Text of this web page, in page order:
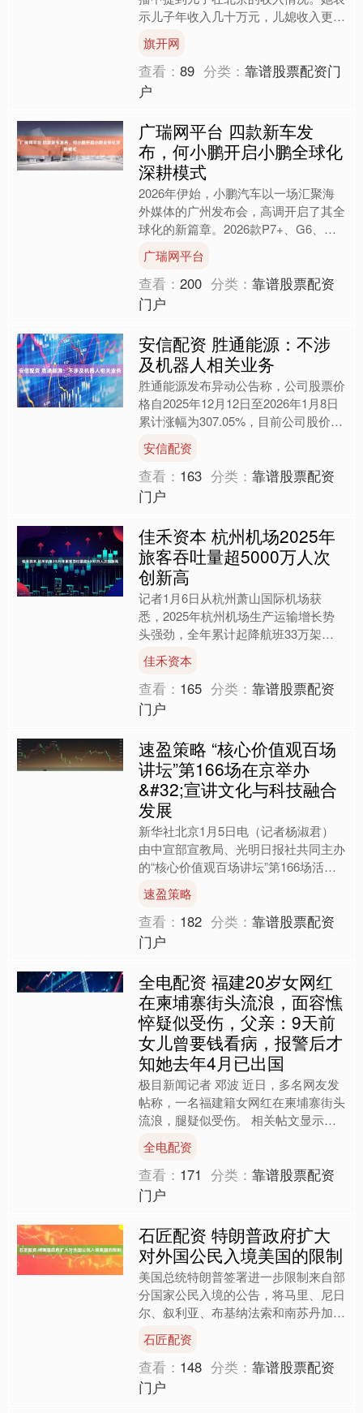
示儿子年收入几十万元，儿媳收入更
低，而家庭在北京的年开支需要上百万
元才能维持。她还谈到儿....
旗开网
查看：89 分类：靠谱股票配资门
户
广瑞网平台 四款新车发
布，何小鹏开启小鹏全球化
深耕模式
2026年伊始，小鹏汽车以一场汇聚海
外媒体的广州发布会，高调开启了其全
球化的新篇章。2026款P7+、G6、
G7、G9四款新车同步上市，涵盖纯电
与超级增程双动力....
广瑞网平台
查看：200 分类：靠谱股票配资
门户
安信配资 胜通能源：不涉
及机器人相关业务
胜通能源发布异动公告称，公司股票价
格自2025年12月12日至2026年1月8日
累计涨幅为307.05%，目前公司股价已
严重偏离上市公司基本面，未来存在快
速下跌....
安信配资
查看： 163 分类：靠谱股票配资
门户
佳禾资本 杭州机场2025年
旅客吞吐量超5000万人次
创新高
记者1月6日从杭州萧山国际机场获
悉，2025年杭州机场生产运输增长势
头强劲，全年累计起降航班33万架
次、运送旅客5046万人次、保障货邮
79万吨，同比分别增长2....
佳禾资本
查看： 165 分类：靠谱股票配资
门户
速盈策略 “核心价值观百场
讲坛”第166场在京举办
&#32;宣讲文化与科技融合
发展
新华社北京1月5日电（记者杨淑君）
由中宣部宣教局、光明日报社共同主办
的“核心价值观百场讲坛”第166场活动1
月5日在北京举行。此次活动以“坚持以
社会主义核心价值....
速盈策略
查看： 182 分类：靠谱股票配资
门户
全电配资 福建20岁女网红
在柬埔寨街头流浪，面容憔
悴疑似受伤，父亲：9天前
女儿曾要钱看病，报警后才
知她去年4月已出国
极目新闻记者 邓波 近日，多名网友发
帖称，一名福建籍女网红在柬埔寨街头
流浪，腿疑似受伤。 相关帖文显示，
去年12月26日，一名中国籍女子在柬
埔寨西港一家酒店附近....
全电配资
查看： 171 分类：靠谱股票配资
门户
石匠配资 特朗普政府扩大
对外国公民入境美国的限制
美国总统特朗普签署进一步限制来自部
分国家公民入境的公告，将马里、尼日
尔、叙利亚、布基纳法索和南苏丹加入
此前名单。 美国还对持有巴勒斯坦权
力机构签发旅行证件的人员....
石匠配资
查看： 148 分类：靠谱股票配资
门户